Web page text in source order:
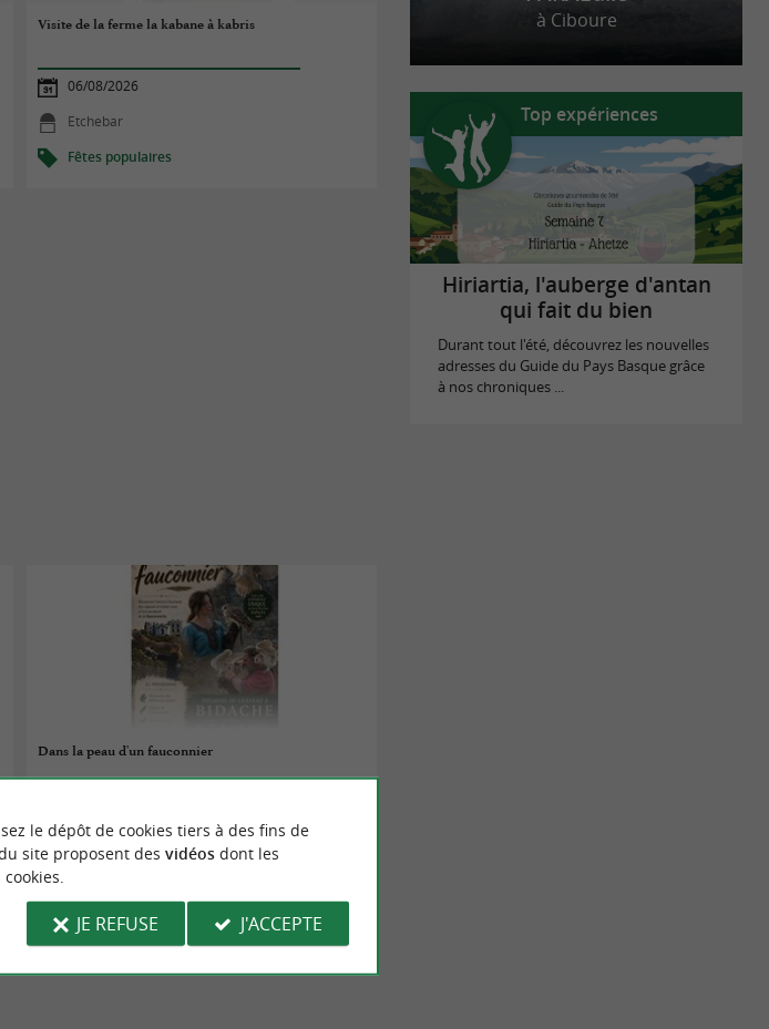
Visite de la ferme la kabane à kabris
06/08/2026
Etchebar
Fêtes populaires
Dans la peau d'un fauconnier
Bidache
à Ciboure
Top expériences
Hiriartia, l'auberge d'antan
qui fait du bien
Durant tout l'été, découvrez les nouvelles
adresses du Guide du Pays Basque grâce
à nos chroniques ...
le dépôt de cookies tiers à des fins de
site proposent des vidéosdont les
JE REFUSE J'ACCEPTE